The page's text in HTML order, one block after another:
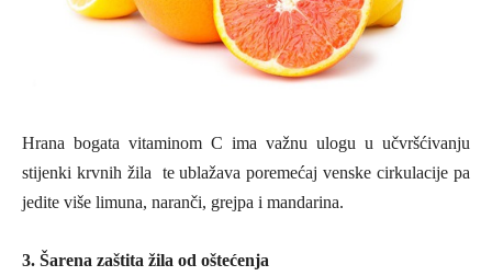
Hrana bogata vitaminom C ima važnu ulogu u učvršćivanju
stijenki krvnih žila te ublažava poremećaj venske cirkulacije pa
jedite više limuna, naranči, grejpa i mandarina.
3. Šarena zaštita žila od oštećenja